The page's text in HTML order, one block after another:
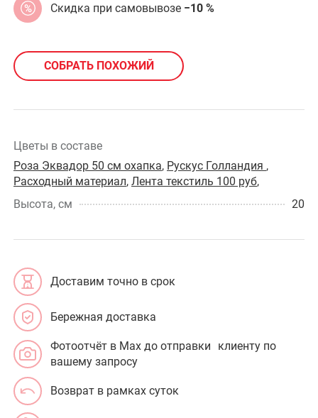
Скидка при самовывозе −10 %
СОБРАТЬ ПОХОЖИЙ
Цветы в составе
Роза Эквадор 50 см охапка, Рускус Голландия ,
Расходный материал, Лента текстиль 100 руб,
Высота, см
20
Доставим точно в срок
Бережная доставка
Фотоотчёт в Max до отправки клиенту по
вашему запросу
Возврат в рамках суток